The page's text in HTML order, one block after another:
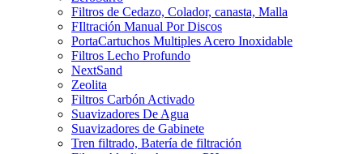
Filtros de Cedazo, Colador, canasta, Malla
FIltración Manual Por Discos
PortaCartuchos Multiples Acero Inoxidable
Filtros Lecho Profundo
NextSand
Zeolita
Filtros Carbón Activado
Suavizadores De Agua
Suavizadores de Gabinete
Tren filtrado, Batería de filtración